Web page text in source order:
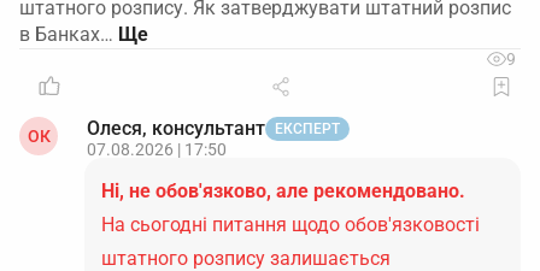
штатного розпису. Як затверджувати штатний розпис
в Банках…
9
ОК Олеся, консультант ЕКСПЕРТ
07.08.2026 | 17:50
Ні, не обов'язково, але рекомендовано.
На сьогодні питання щодо обов'язковості
штатного розпису залишається